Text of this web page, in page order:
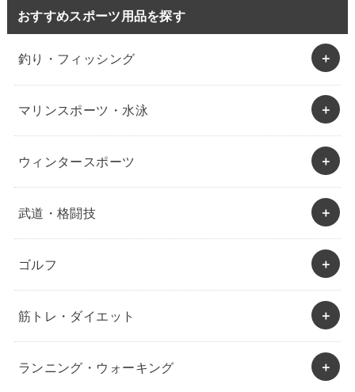
おすすめスポーツ用品を探す
釣り・フィッシング
マリンスポーツ・水泳
ウィンタースポーツ
武道・格闘技
ゴルフ
筋トレ・ダイエット
ランニング・ウォーキング